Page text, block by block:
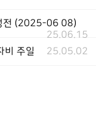
전 (2025-06 08)
25.06.15
비 주일 25.05.02